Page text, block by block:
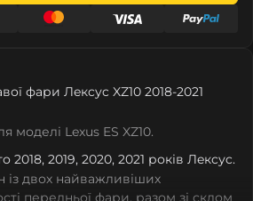
фари Лeкcуc XZ10 2018-2021
моделі Lexus ES XZ10.
2018, 2019, 2020, 2021 років Лeкcуc.
із двох найважливіших
передньої фари, разом зі склом